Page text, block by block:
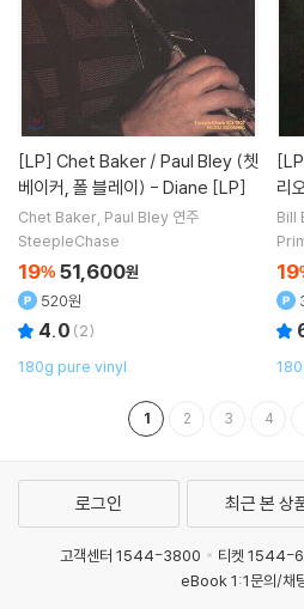
[LP]
베이커, 폴 블레이) - Diane [LP]
Chet Baker Paul Bley 연주
SteepleChase
19% 51,600원
520원
4.0 (2)
180g pure vinyl
리
러
Bill
ian
19
1 2 3 4
로그인 최근 본 상
고객센터 1544-3800 티켓 1544-
eBook 1:1문의/채